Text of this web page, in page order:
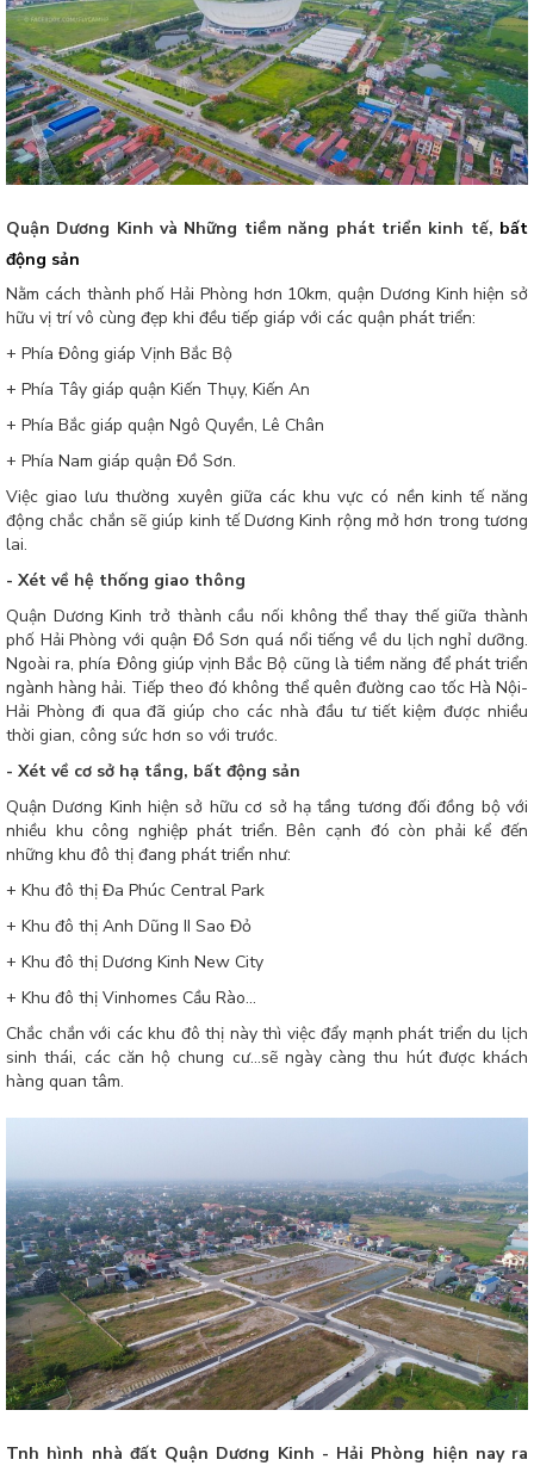
Quận Dương Kinh và Những tiềm năng phát triển kinh tế, bất
động sản
Nằm cách thành phố Hải Phòng hơn 10km, quận Dương Kinh hiện sở
hữu vị trí vô cùng đẹp khi đều tiếp giáp với các quận phát triển:
+ Phía Đông giáp Vịnh Bắc Bộ
+ Phía Tây giáp quận Kiến Thụy, Kiến An
+ Phía Bắc giáp quận Ngô Quyền, Lê Chân
+ Phía Nam giáp quận Đồ Sơn.
Việc giao lưu thường xuyên giữa các khu vực có nền kinh tế năng
động chắc chắn sẽ giúp kinh tế Dương Kinh rộng mở hơn trong tương
lai.
- Xét về hệ thống giao thông
Quận Dương Kinh trở thành cầu nối không thể thay thế giữa thành
phố Hải Phòng với quận Đồ Sơn quá nổi tiếng về du lịch nghỉ dưỡng.
Ngoài ra, phía Đông giúp vịnh Bắc Bộ cũng là tiềm năng để phát triển
ngành hàng hải. Tiếp theo đó không thể quên đường cao tốc Hà Nội-
Hải Phòng đi qua đã giúp cho các nhà đầu tư tiết kiệm được nhiều
thời gian, công sức hơn so với trước.
- Xét về cơ sở hạ tầng, bất động sản
Quận Dương Kinh hiện sở hữu cơ sở hạ tầng tương đối đồng bộ với
nhiều khu công nghiệp phát triển. Bên cạnh đó còn phải kể đến
những khu đô thị đang phát triển như:
+ Khu đô thị Đa Phúc Central Park
+ Khu đô thị Anh Dũng II Sao Đỏ
+ Khu đô thị Dương Kinh New City
+ Khu đô thị Vinhomes Cầu Rào...
Chắc chắn với các khu đô thị này thì việc đẩy mạnh phát triển du lịch
sinh thái, các căn hộ chung cư...sẽ ngày càng thu hút được khách
hàng quan tâm.
Tnh hình nhà đất Quận Dương Kinh - Hải Phòng hiện nay ra